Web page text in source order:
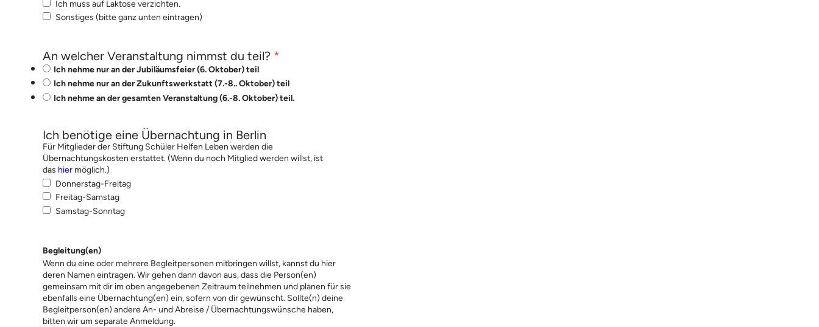
Ich muss auf Laktose verzichten.
Sonstiges (bitte ganz unten eintragen)
An welcher Veranstaltung nimmst du teil? *
Ich nehme nur an der Jubiläumsfeier (6. Oktober) teil
Ich nehme nur an der Zukunftswerkstatt (7.-8.. Oktober) teil
Ich nehme an der gesamten Veranstaltung (6.-8. Oktober) teil.
Ich benötige eine Übernachtung in Berlin
Donnerstag-Freitag
Freitag-Samstag
Samstag-Sonntag
Für Mitglieder der Stiftung Schüler Helfen Leben werden die
Übernachtungskosten erstattet. (Wenn du noch Mitglied werden willst, ist
das hier möglich.)
Begleitung(en)
Wenn du eine oder mehrere Begleitpersonen mitbringen willst, kannst du hier
deren Namen eintragen. Wir gehen dann davon aus, dass die Person(en)
gemeinsam mit dir im oben angegebenen Zeitraum teilnehmen und planen für sie
ebenfalls eine Übernachtung(en) ein, sofern von dir gewünscht. Sollte(n) deine
Begleitperson(en) andere An- und Abreise / Übernachtungswünsche haben,
bitten wir um separate Anmeldung.